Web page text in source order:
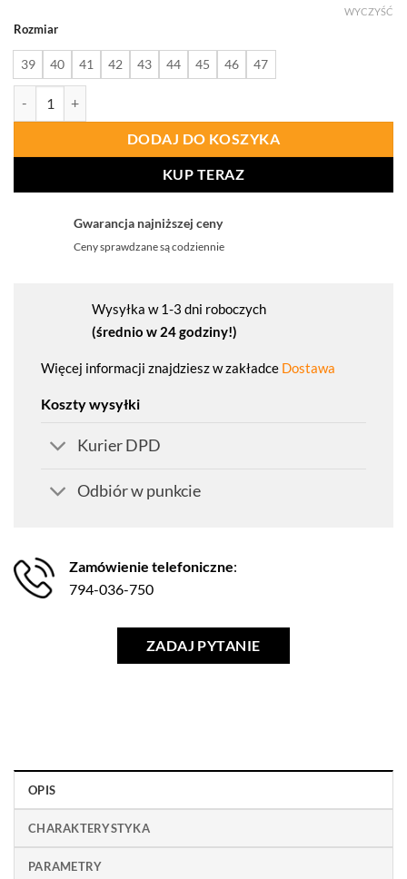
Rozmiar
39 40 41 42 43 44 45 46 47
WYCZYŚĆ
DODAJ DO KOSZYKA
KUP TERAZ
Gwarancja najniższej ceny
Ceny sprawdzane są codziennie
Wysyłka w 1-3 dni roboczych
(średnio w 24 godziny!)
Więcej informacji znajdziesz w zakładce Dostawa
Koszty wysyłki
Kurier DPD
Odbiór w punkcie
Zamówienie telefoniczne:
794-036-750
ZADAJ PYTANIE
OPIS
CHARAKTERYSTYKA
PARAMETRY